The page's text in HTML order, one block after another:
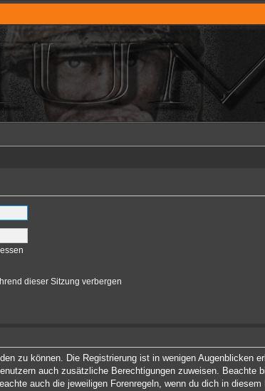
dieser Sitzung verbergen
zu können. Die Registrierung ist in wenigen Augenblicken
auch zusätzliche Berechtigungen zuweisen. Beachte
auch die jeweiligen Forenregeln, wenn du dich in diesem